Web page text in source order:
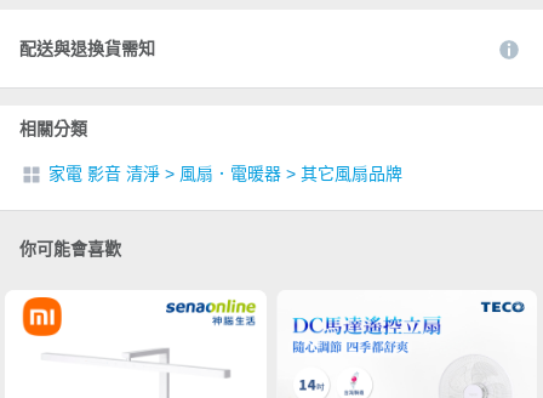
配送與退換貨需知
相關分類
家電 影音 清淨 > 風扇．電暖器 > 其它風扇品牌
你可能會喜歡